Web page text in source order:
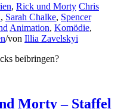
, Rick und Morty Chris
, Sarah Chalke, Spencer
Animation, Komödie,
/von Illia Zavelskyi
beibringen?
Morty – Staffel